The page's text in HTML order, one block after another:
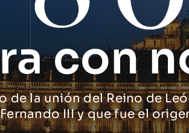
con
la unión del Reino de
III y que fue el